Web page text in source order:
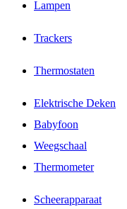
Lampen
Trackers
Thermostaten
Elektrische Deken
Babyfoon
Weegschaal
Thermometer
Scheerapparaat